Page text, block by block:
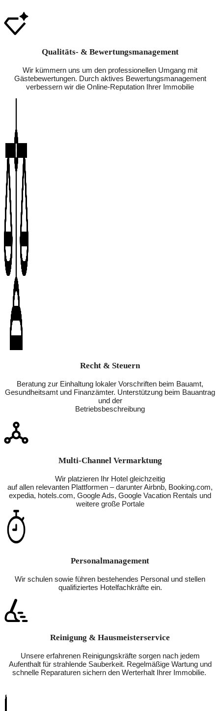
Qualitäts- & Bewertungsmanagement
Wir kümmern uns um den professionellen Umgang mit
Gästebewertungen. Durch aktives Bewertungsmanagement
verbessern wir die Online-Reputation Ihrer Immobilie
Recht & Steuern
Beratung zur Einhaltung lokaler Vorschriften beim Bauamt,
Gesundheitsamt und Finanzämter. Unterstützung beim Bauantrag
und der
Betriebsbeschreibung
Multi-Channel Vermarktung
Wir platzieren Ihr Hotel gleichzeitig
auf allen relevanten Plattformen – darunter Airbnb, Booking.com,
expedia, hotels.com, Google Ads, Google Vacation Rentals und
weitere große Portale
Personalmanagement
Wir schulen sowie führen bestehendes Personal und stellen
qualifiziertes Hotelfachkräfte ein.
Reinigung & Hausmeisterservice
Unsere erfahrenen Reinigungskräfte sorgen nach jedem
Aufenthalt für strahlende Sauberkeit. Regelmäßige Wartung und
schnelle Reparaturen sichern den Werterhalt Ihrer Immobilie.